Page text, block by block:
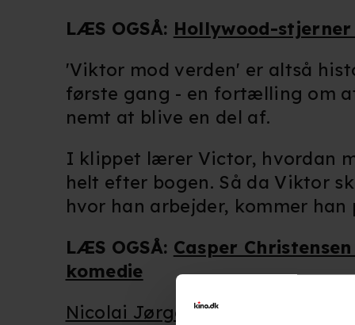
LÆS OGSÅ: Hollywood-
'Viktor mod verden' er altså
første gang - en fortælling om
nemt at blive en del af.
I klippet lærer Victor, hvordan
helt efter bogen. Så da Viktor
hvor han arbejder, kommer
LÆS OGSÅ: Casper
komedie
Nicolai Jørgensen
('Carmen